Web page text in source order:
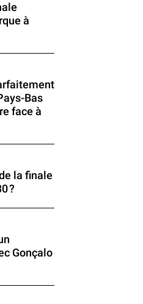
à
Bas
face à
la finale
?
Gonçalo